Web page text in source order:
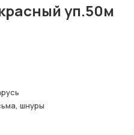
уп.50м
шнуры